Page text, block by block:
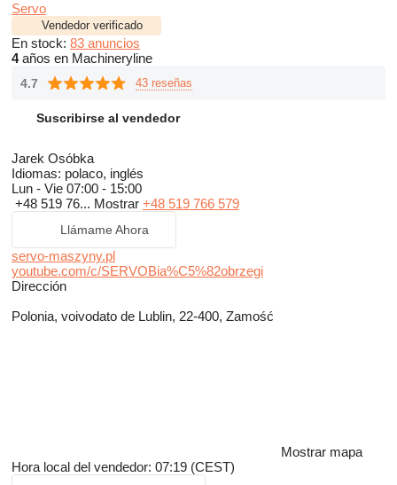
Servo
Vendedor verificado
En stock: 83 anuncios
4años en Machineryline
4.7 43 reseñas
Suscribirse al vendedor
Jarek Osóbka
Idiomas: polaco, inglés
Lun - Vie 07:00 - 15:00
+48 519 76... Mostrar +48 519 766 579
Llámame Ahora
servo-maszyny.pl
youtube.com/c/SERVOBia%C5%82obrzegi
Dirección
Polonia, voivodato de Lublin, 22-400, Zamość
Mostrar mapa
Hora local del vendedor: 07:19 (CEST)